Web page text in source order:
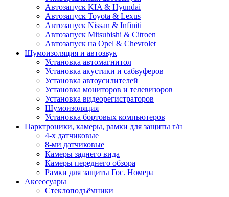
Автозапуск KIA & Hyundai
Автозапуск Toyota & Lexus
Автозапуск Nissan & Infiniti
Автозапуск Mitsubishi & Citroen
Автозапуск на Opel & Chevrolet
Шумоизоляция и автозвук
Установка автомагнитол
Установка акустики и сабвуферов
Установка автоусилителей
Установка мониторов и телевизоров
Установка видеорегистраторов
Шумоизоляция
Установка бортовых компьютеров
Парктроники, камеры, рамки для защиты г/н
4-х датчиковые
8-ми датчиковые
Камеры заднего вида
Камеры переднего обзора
Рамки для защиты Гос. Номера
Аксессуары
Стеклоподъёмники